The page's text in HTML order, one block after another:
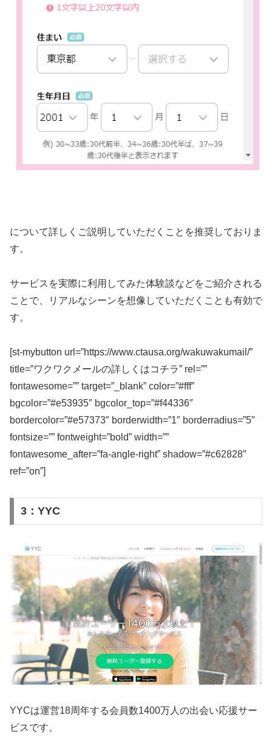
について詳しくご説明していただくことを推奨しておりま
す。
サービスを実際に利用してみた体験談などをご紹介される
ことで、リアルなシーンを想像していただくことも有効で
す。
[st-mybutton url=”https://www.ctausa.org/wakuwakumail/”
title=”ワクワクメールの詳しくはコチラ” rel=””
fontawesome=”” target=”_blank” color=”#fff”
bgcolor=”#e53935″ bgcolor_top=”#f44336″
bordercolor=”#e57373″ borderwidth=”1″ borderradius=”5″
fontsize=”” fontweight=”bold” width=””
fontawesome_after=”fa-angle-right” shadow=”#c62828″
ref=”on”]
3：YYC
YYCは運営18周年する会員数1400万人の出会い応援サー
ビスです。